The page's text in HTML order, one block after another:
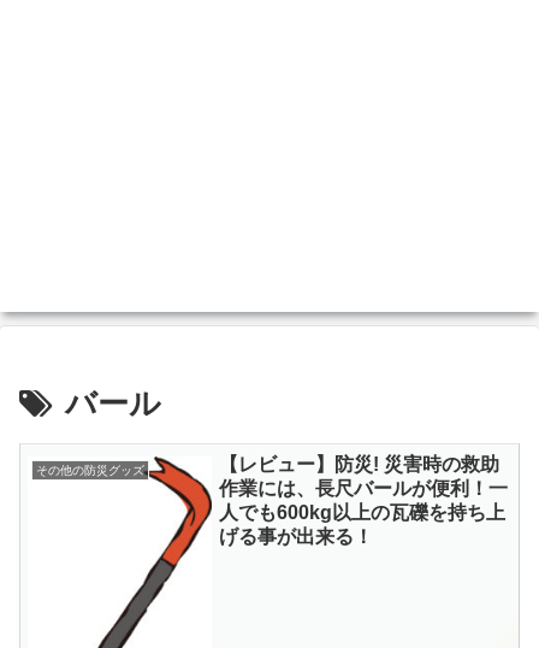
バール
その他の防災グッズ
【レビュー】防災! 災害時の救助
作業には、長尺バールが便利！一
人でも600kg以上の瓦礫を持ち上
げる事が出来る！